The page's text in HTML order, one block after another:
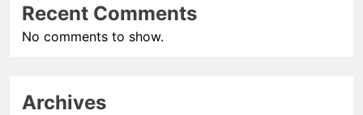
Recent Comments
No comments to show.
Archives